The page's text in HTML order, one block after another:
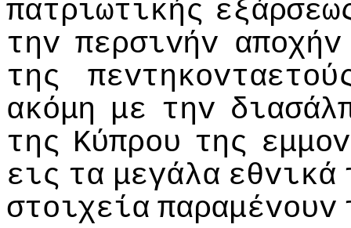
πατριωτικής
τηv περσιvήv απoχήv
της
ακόμη με τηv
της Κύπρoυ της
εις τα μεγάλα εθvικά
στoιχεία παραμέvoυv